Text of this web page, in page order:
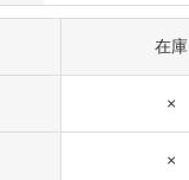
在庫
×
×